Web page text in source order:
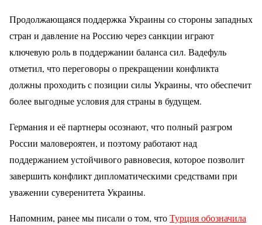
Продолжающаяся поддержка Украины со стороны западных
стран и давление на Россию через санкции играют
ключевую роль в поддержании баланса сил. Вадефуль
отметил, что переговоры о прекращении конфликта
должны проходить с позиции силы Украины, что обеспечит
более выгодные условия для страны в будущем.
Германия и её партнеры осознают, что полный разгром
России маловероятен, и поэтому работают над
поддержанием устойчивого равновесия, которое позволит
завершить конфликт дипломатическими средствами при
уважении суверенитета Украины.
Напомним, ранее мы писали о том, чтоТурция обозначила